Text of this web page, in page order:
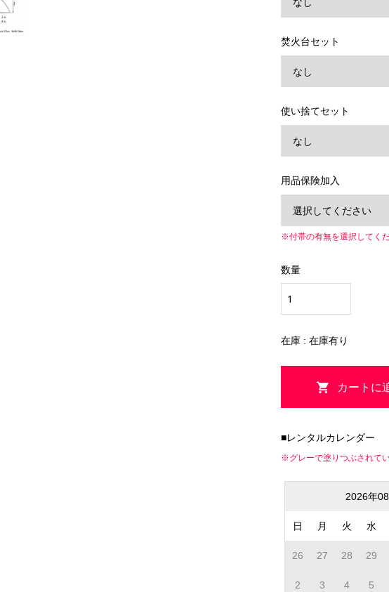
焚火台セット
使い捨てセット
用品保険加入
※付帯の有無を選択してく
数量
在庫 : 在庫有り
■レンタルカレンダー
※グレーで塗りつぶされて
2026年
日 月 火 水
26 27 28 29
2 3 4 5